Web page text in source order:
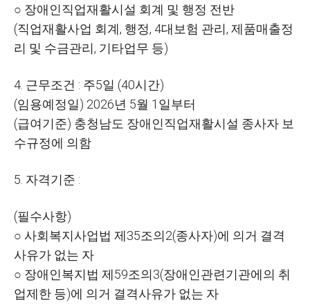
○ 장애인직업재활시설 회계 및 행정 전반
(직업재활사업 회계, 행정, 4대보험 관리, 제품매출정
리 및 수금관리, 기타업무 등)
4. 근무조건 : 주5일 (40시간)
(임용예정일) 2026년 5월 1 일부터
(급여기준) 충청남도 장애인직업재활시설 종사자 보
수규정에 의함
5. 자격기준 :
(필수사항)
○ 사회복지사업법 제35조의2(종사자)에 의거 결격
사유가 없는 자
○ 장애인복지법 제59조의3(장애인관련기관에의 취
업제한 등)에 의거 결격사유가 없는 자